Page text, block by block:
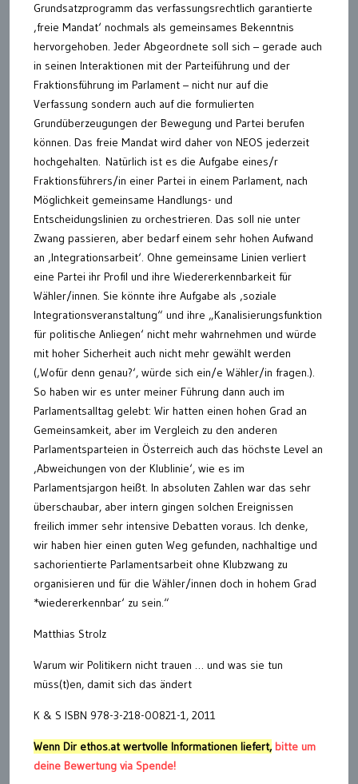
Grundsatzprogramm das verfassungsrechtlich garantierte
‚freie Mandat‘ nochmals als gemeinsames Bekenntnis
hervorgehoben. Jeder Abgeordnete soll sich – gerade auch
in seinen Interaktionen mit der Parteiführung und der
Fraktionsführung im Parlament – nicht nur auf die
Verfassung sondern auch auf die formulierten
Grundüberzeugungen der Bewegung und Partei berufen
können. Das freie Mandat wird daher von NEOS jederzeit
hochgehalten. Natürlich ist es die Aufgabe eines/r
Fraktionsführers/in einer Partei in einem Parlament, nach
Möglichkeit gemeinsame Handlungs- und
Entscheidungslinien zu orchestrieren. Das soll nie unter
Zwang passieren, aber bedarf einem sehr hohen Aufwand
an ‚Integrationsarbeit‘. Ohne gemeinsame Linien verliert
eine Partei ihr Profil und ihre Wiedererkennbarkeit für
Wähler/innen. Sie könnte ihre Aufgabe als ‚soziale
Integrationsveranstaltung“ und ihre „Kanalisierungsfunktion
für politische Anliegen‘ nicht mehr wahrnehmen und würde
mit hoher Sicherheit auch nicht mehr gewählt werden
(‚Wofür denn genau?‘, würde sich ein/e Wähler/in fragen.).
So haben wir es unter meiner Führung dann auch im
Parlamentsalltag gelebt: Wir hatten einen hohen Grad an
Gemeinsamkeit, aber im Vergleich zu den anderen
Parlamentsparteien in Österreich auch das höchste Level an
‚Abweichungen von der Klublinie‘, wie es im
Parlamentsjargon heißt. In absoluten Zahlen war das sehr
überschaubar, aber intern gingen solchen Ereignissen
freilich immer sehr intensive Debatten voraus. Ich denke,
wir haben hier einen guten Weg gefunden, nachhaltige und
sachorientierte Parlamentsarbeit ohne Klubzwang zu
organisieren und für die Wähler/innen doch in hohem Grad
*wiedererkennbar‘ zu sein.“
Matthias Strolz
Warum wir Politikern nicht trauen … und was sie tun
müss(t)en, damit sich das ändert
K & S ISBN 978-3-218-00821-1, 2011
Wenn Dir ethos.at wertvolle Informationen liefert, bitte um
deine Bewertung via Spende!